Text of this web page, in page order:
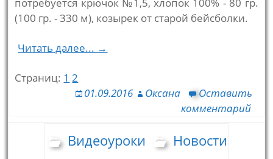
(100 гр. - 330 м), козырек от старой бейсболки.
Читать далее... →
Страниц: 1 2
01.09.2016
Оксана
Оставить
комментарий
Видеоуроки
Новости